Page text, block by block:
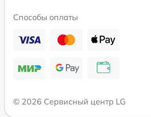
Способы оплаты
© 2026 Сервисный центр LG